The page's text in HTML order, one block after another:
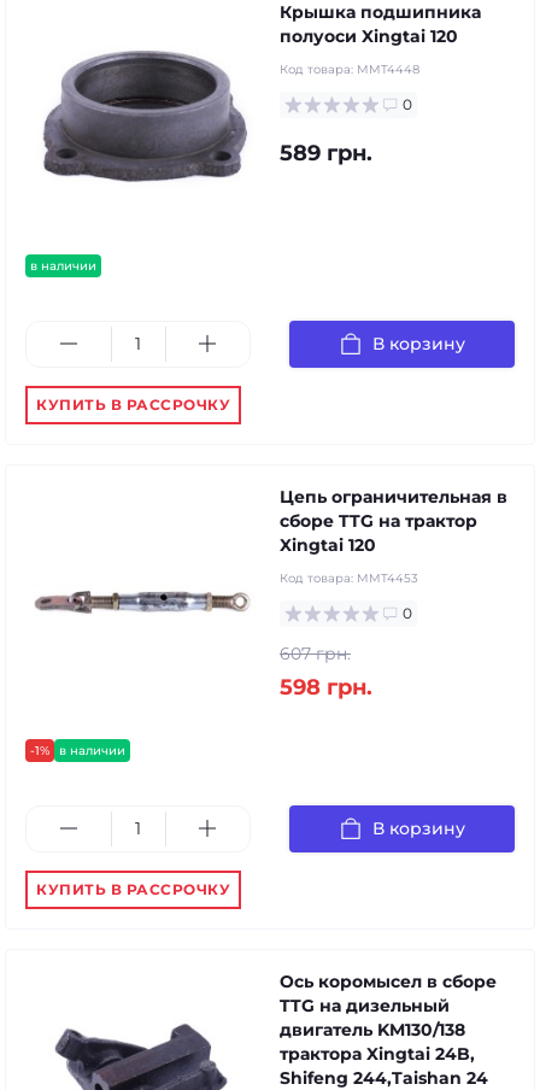
в наличии
Крышка подшипника
полуоси Xingtai 120
Код товара: MMT4448
0
589 грн.
В корзину
КУПИТЬ В РАССРОЧКУ
-1% в наличии
Цепь ограничительная в
сборе TTG на трактор
Xingtai 120
Код товара: MMT4453
0
607 грн.
598 грн.
В корзину
КУПИТЬ В РАССРОЧКУ
Ось коромысел в сборе
TTG на дизельный
двигатель KM130/138
трактора Xingtai 24B,
Shifeng 244,Taishan 24